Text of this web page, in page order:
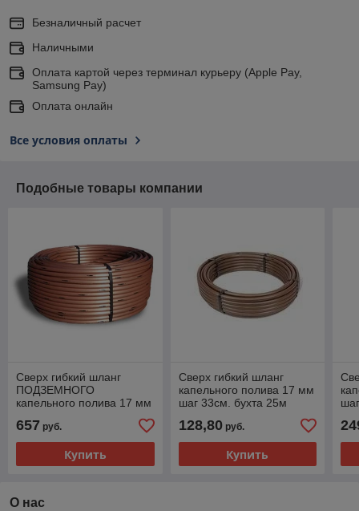
Безналичный расчет
Наличными
Оплата картой через терминал курьеру (Apple Pay,
Samsung Pay)
Оплата онлайн
Все условия оплаты
Подобные товары компании
Сверх гибкий шланг
ПОДЗЕМНОГО
капельного полива 17 мм
657 руб.
Купить
Сверх гибкий шланг
капельного полива 17 мм
шаг 33см. бухта 25м
128,80руб.
Купить
О нас